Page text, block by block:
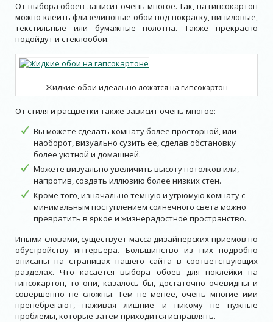
От выбора обоев зависит очень многое. Так, на гипсокартон
можно клеить флизелиновые обои под покраску, виниловые,
текстильные или бумажные полотна. Также прекрасно
подойдут и стеклообои.
Жидкие обои идеально ложатся на гипсокартон
От стиля и расцветки также зависит очень многое:
Вы можете сделать комнату более просторной, или
наоборот, визуально сузить ее, сделав обстановку
более уютной и домашней.
Можете визуально увеличить высоту потолков или,
напротив, создать иллюзию более низких стен.
Кроме того, изначально темную и угрюмую комнату с
минимальным поступлением солнечного света можно
превратить в яркое и жизнерадостное пространство.
Иными словами, существует масса дизайнерских приемов по
обустройству интерьера. Большинство из них подробно
описаны на страницах нашего сайта в соответствующих
разделах. Что касается выбора обоев для поклейки на
гипсокартон, то они, казалось бы, достаточно очевидны и
совершенно не сложны. Тем не менее, очень многие ими
пренебрегают, наживая лишние и никому не нужные
проблемы, которые затем приходится исправлять.